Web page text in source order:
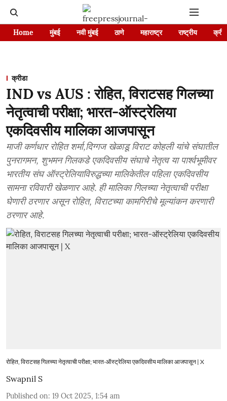
Home मुंबई नवी मुंबई ठाणे महाराष्ट्र राष्ट्रीय
क्रीडा
IND vs AUS : रोहित, विराटसह गिलच्या
नेतृत्वाची परीक्षा; भारत-ऑस्ट्रेलिया
एकदिवसीय मालिका आजपासून
माजी कर्णधार रोहित शर्मा,दिग्गज खेळाडू विराट कोहली यांचे संघातील
पुनरागमन, शुभमन गिलकडे एकदिवसीय संघाचे नेतृत्व या पार्श्वभूमीवर
भारतीय संघ ऑस्ट्रेलियाविरुद्धच्या मालिकेतील पहिला एकदिवसीय
सामना रविवारी खेळणार आहे. ही मालिका गिलच्या नेतृत्वाची परीक्षा
घेणारी ठरणार असून रोहित, विराटच्या कामगिरीचे मूल्यांकन करणारी
ठरणार आहे.
रोहित, विराटसह गिलच्या नेतृत्वाची परीक्षा; भारत-ऑस्ट्रेलिया एकदिवसीय मालिका आजपासून | X
Swapnil S
Published on: 19 Oct 2025, 1:54 am